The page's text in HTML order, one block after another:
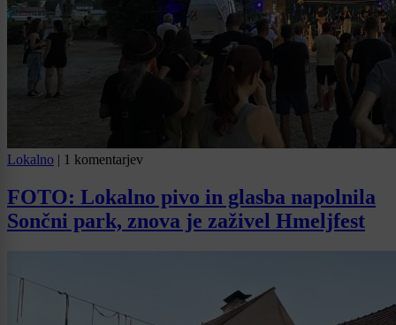
Lokalno | 1 komentarjev
FOTO: Lokalno pivo in glasba napolnila
Sončni park, znova je zaživel Hmeljfest